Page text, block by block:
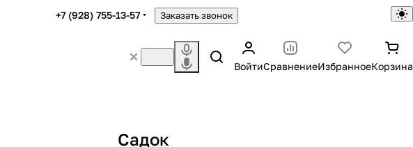
+7 (928) 755-13-57 Заказать звонок
ВойтиСравнениеИзбранноеКорзина
Садок